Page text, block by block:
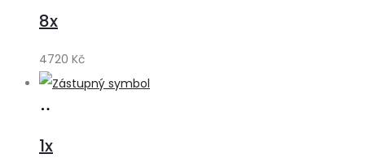
košíku
8x
4720 Kč
1x